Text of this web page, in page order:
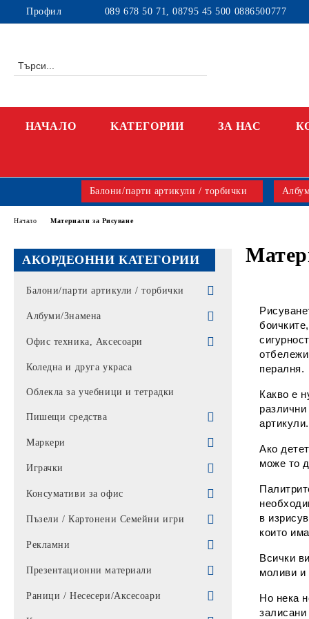
Профил 089 678 50 71, 08795 45 500 0886500777
НАЧАЛО KАТЕГОРИИ ЗА НАС
Балони/парти артикули / торбички
АКОРДЕОННИ КАТЕГОРИИ
Балони/парти артикули / торбички
Парти артикули
Балони
Торбички
Албуми/Знамена
Знамена
Албуми
Офис техника, Аксесоари
Батерии / Слушалки / Мишки /
Коледна и друга украса
Облекла за учебници и тетрадки
Пишещи средства
Химикали
UNIVERSAL
АЙХАО
Комплекти химикали
MIX
КЛАРО
BIC
Автоматични моливи
Моливи
Пълнители
Писалки
Рапидографи
Туш
Маркери
Перманентни маркери
Лакови маркер
Маркери за бяла дъска
Маркер за СД
Текстмаркери
Играчки
филмови герои
Комплекти
Движещи с батерии
Детски
Кукли детски
Консумативи за офис
Кутии за дискове
Почистващи препарати за офис
Пъзели / Картонени Семейни игри
Пъзели
Картонени Семейни игри
Рекламни
Визитници рекламни
Шапки
Презентационни материали
Баджове
Раници / Несесери/Аксесоари
Начало Материали за Рисуване
пералня.
Какво е
артикули.
Ако
може то
в
които
Всички
моливи и
Но нека